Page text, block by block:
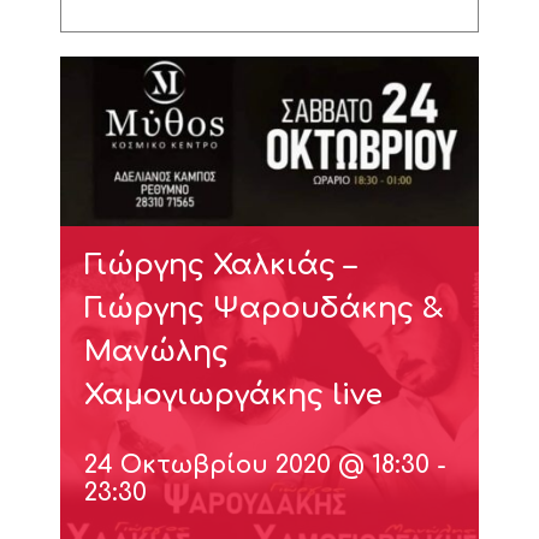
Γιώργης Χαλκιάς –
Γιώργης Ψαρουδάκης &
Μανώλης
Χαμογιωργάκης live
24 Οκτωβρίου 2020 @ 18:30 -
23:30